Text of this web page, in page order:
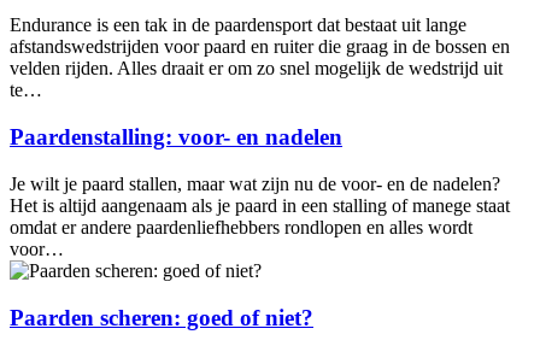
Endurance is een tak in de paardensport dat bestaat uit lange
afstandswedstrijden voor paard en ruiter die graag in de bossen en
velden rijden. Alles draait er om zo snel mogelijk de wedstrijd uit
te…
Paardenstalling: voor- en nadelen
Je wilt je paard stallen, maar wat zijn nu de voor- en de nadelen?
Het is altijd aangenaam als je paard in een stalling of manege staat
omdat er andere paardenliefhebbers rondlopen en alles wordt
voor…
Paarden scheren: goed of niet?